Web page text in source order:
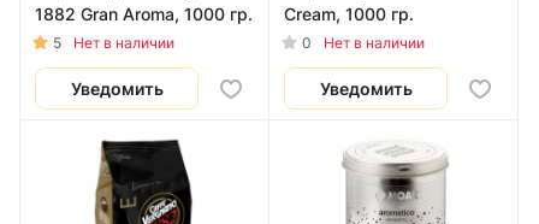
1882 Gran Aroma, 1000 гр.
5 Нет в наличии
Уведомить
Cream, 1000 гр.
0 Нет в наличии
Уведомить